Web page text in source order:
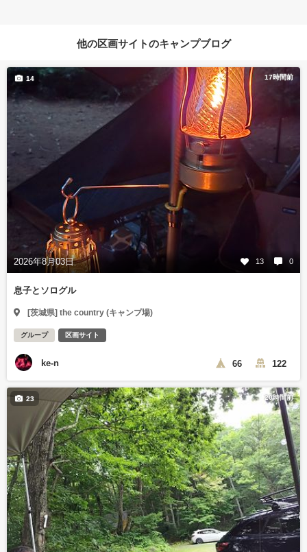
他の区画サイトのキャンプブログ
17時間前
2026年8月03日 13 0
14
息子とソログル
[茨城県] the country (キャンプ場)
グループ 区画サイト
ke-n 66 122
20時間前
23